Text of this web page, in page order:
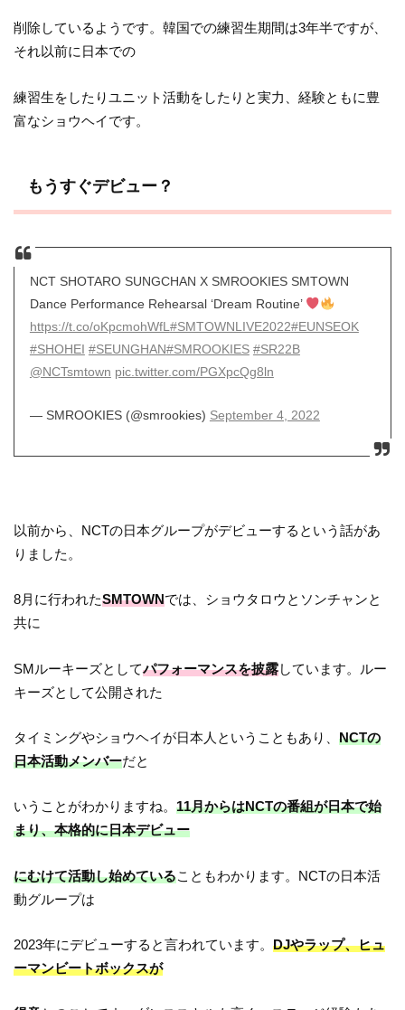
削除しているようです。韓国での練習生期間は3年半ですが、
それ以前に日本での
練習生をしたりユニット活動をしたりと実力、経験ともに豊
富なショウヘイです。
もうすぐデビュー？
NCT SHOTARO SUNGCHAN X SMROOKIES SMTOWN
Dance Performance Rehearsal ‘Dream Routine’
https://t.co/oKpcmohWfL#SMTOWNLIVE2022#EUNSEOK
#SHOHEI #SEUNGHAN#SMROOKIES #SR22B
@NCTsmtown pic.twitter.com/PGXpcQg8ln
— SMROOKIES (@smrookies) September 4, 2022
以前から、NCTの日本グループがデビューするという話があ
りました。
8月に行われたSMTOWNでは、ショウタロウとソンチャンと
共に
SMルーキーズとしてパフォーマンスを披露しています。ルー
キーズとして公開された
タイミングやショウヘイが日本人ということもあり、NCTの
日本活動メンバーだと
いうことがわかりますね。11月からはNCTの番組が日本で始
まり、本格的に日本デビュー
にむけて活動し始めていることもわかります。NCTの日本活
動グループは
2023年にデビューすると言われています。DJやラップ、ヒュ
ーマンビートボックスが